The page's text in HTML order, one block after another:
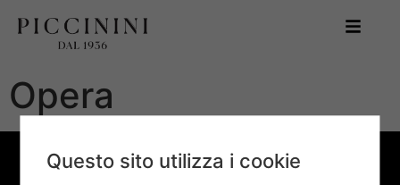
Opera
Questo sito utilizza i cookie